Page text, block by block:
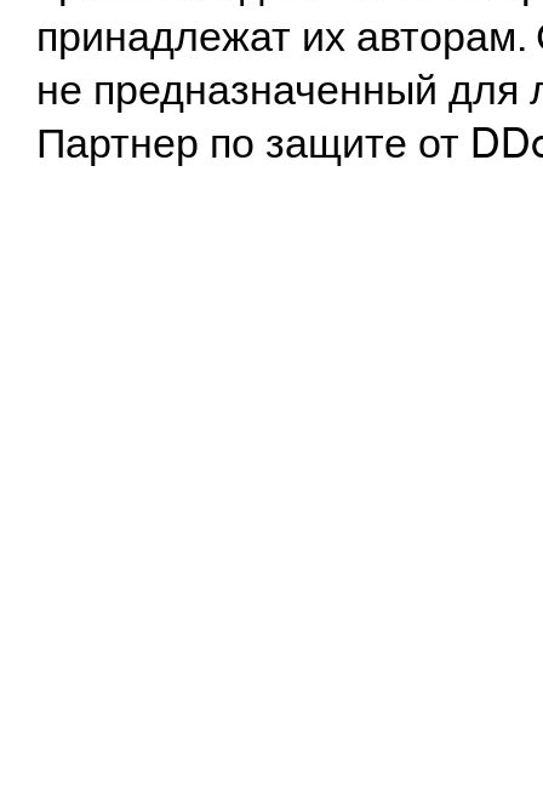
принадлежат их
не предназначенный
Партнер по защите от